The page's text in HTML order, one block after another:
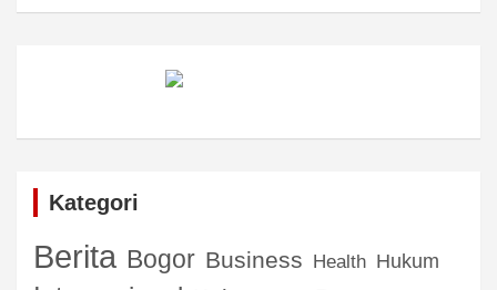
Kategori
Berita Bogor Business Health Hukum